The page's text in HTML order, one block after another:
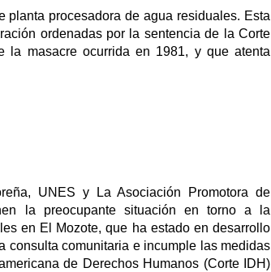
procesadora de agua residuales. Esta
ordenadas por la sentencia de la Corte
la masacre ocurrida en 1981, y que atenta
UNES y La Asociación Promotora de
la preocupante situación en torno a la
en El Mozote, que ha estado en desarrollo
consulta comunitaria e incumple las medidas
de Derechos Humanos (Corte IDH)